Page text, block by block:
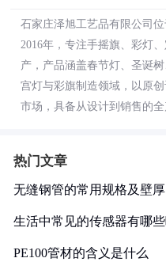
石家庄泽旭工艺品有限公司
2016年，专注手摇旗、彩灯
产，产品涵盖春节灯、圣诞
宫灯与彩旗制造领域，以原
市场，具备从设计到销售的全
热门文章
无缝钢管的常用规格及壁厚
生活中常见的传感器有哪
PE100管材的含义是什么